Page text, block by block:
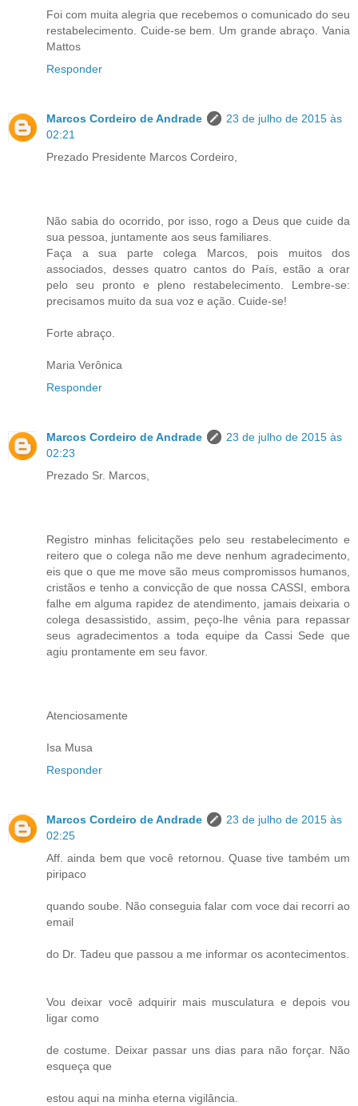
Foi com muita alegria que recebemos o comunicado do seu
restabelecimento. Cuide-se bem. Um grande abraço. Vania
Mattos
Responder
Marcos Cordeiro de Andrade
23 de julho de 2015 às
02:21
Prezado Presidente Marcos Cordeiro,
Não sabia do ocorrido, por isso, rogo a Deus que cuide da
sua pessoa, juntamente aos seus familiares.
Faça a sua parte colega Marcos, pois muitos dos
associados, desses quatro cantos do País, estão a orar
pelo seu pronto e pleno restabelecimento. Lembre-se:
precisamos muito da sua voz e ação. Cuide-se!
Forte abraço.
Maria Verônica
Responder
Marcos Cordeiro de Andrade
23 de julho de 2015 às
02:23
Prezado Sr. Marcos,
Registro minhas felicitações pelo seu restabelecimento e
reitero que o colega não me deve nenhum agradecimento,
eis que o que me move são meus compromissos humanos,
cristãos e tenho a convicção de que nossa CASSI, embora
falhe em alguma rapidez de atendimento, jamais deixaria o
colega desassistido, assim, peço-lhe vênia para repassar
seus agradecimentos a toda equipe da Cassi Sede que
agiu prontamente em seu favor.
Atenciosamente
Isa Musa
Responder
Marcos Cordeiro de Andrade
23 de julho de 2015 às
02:25
Aff. ainda bem que você retornou. Quase tive também um
piripaco
quando soube. Não conseguia falar com voce dai recorri ao
email
do Dr. Tadeu que passou a me informar os acontecimentos.
Vou deixar você adquirir mais musculatura e depois vou
ligar como
de costume. Deixar passar uns dias para não forçar. Não
esqueça que
estou aqui na minha eterna vigilância.